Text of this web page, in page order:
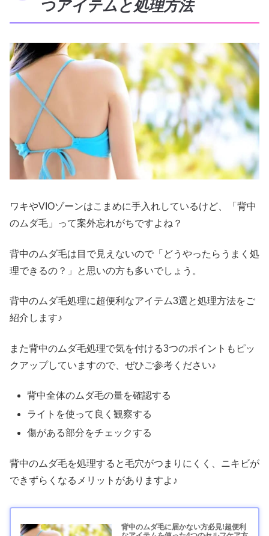
つアイテムと処理方法
ワキやVIOゾーンはこまめに手入れしているけど、「背中
のムダ毛」って案外忘れがちですよね？
背中のムダ毛は目で見えないので「どうやったらうまく処
理できるの？」と思いの方も多いでしょう。
背中のムダ毛処理に超便利なアイテム3選と処理方法をご
紹介します♪
また背中のムダ毛処理で気を付ける3つのポイントもピッ
クアップしていますので、ぜひご参考ください♪
背中全体のムダ毛の量を確認する
ライトを使って良く観察する
傷がある部分をチェックする
背中のムダ毛を処理すると毛穴がつまりにくく、ニキビが
できずらくなるメリットがありますよ♪
背中のムダ毛に届かない方必見!超便利